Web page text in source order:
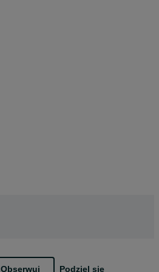
Obserwuj Podziel się